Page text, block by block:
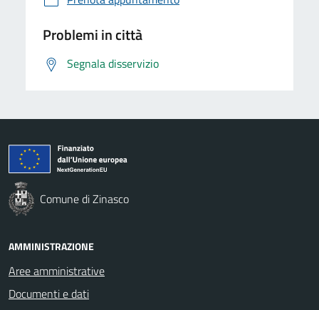
Problemi in città
Segnala disservizio
Comune di Zinasco
AMMINISTRAZIONE
Aree amministrative
Documenti e dati